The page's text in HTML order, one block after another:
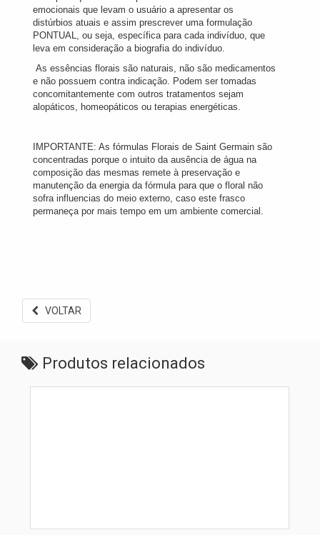
emocionais que levam o usuário a apresentar os
distúrbios atuais e assim prescrever uma formulação
PONTUAL, ou seja, específica para cada indivíduo, que
leva em consideração a biografia do indivíduo.
As essências florais são naturais, não são medicamentos
e não possuem contra indicação. Podem ser tomadas
concomitantemente com outros tratamentos sejam
alopáticos, homeopáticos ou terapias energéticas.
IMPORTANTE: As fórmulas Florais de Saint Germain são
concentradas porque o intuito da ausência de água na
composição das mesmas remete à preservação e
manutenção da energia da fórmula para que o floral não
sofra influencias do meio externo, caso este frasco
permaneça por mais tempo em um ambiente comercial.
VOLTAR
Produtos relacionados